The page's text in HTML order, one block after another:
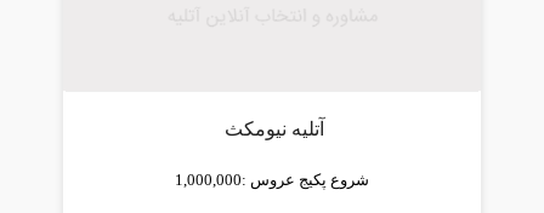
آتلیه نیومکث
شروع پکیج عروس :1,000,000